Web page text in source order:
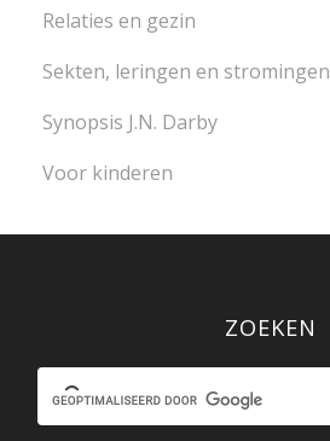
Relaties en gezin
Sekten, leringen en stromingen
Synopsis J.N. Darby
Voor kinderen
ZOEKEN